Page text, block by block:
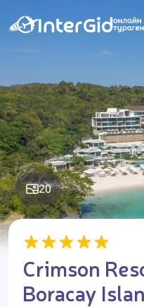
20
Crimson
Boracay